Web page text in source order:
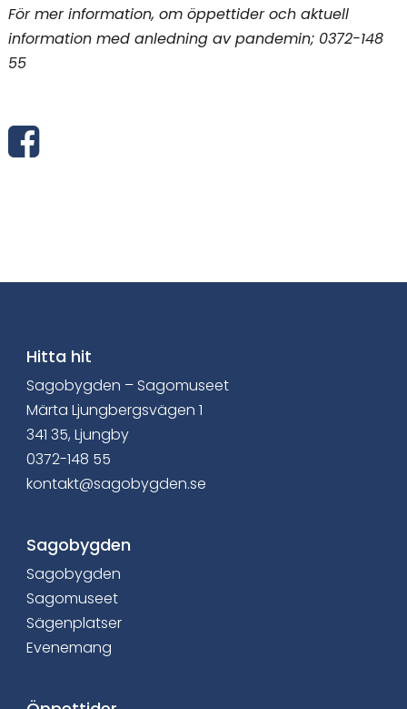
För mer information, om öppettider och aktuell
information med anledning av pandemin; 0372-148
55
D
v
a
F
a
c
b
o
o
k
Hitta hit
Sagobygden – Sagomuseet
Märta Ljungbergsvägen 1
341 35, Ljungby
0372-148 55
kontakt@sagobygden.se
Sagobygden
Sagobygden
Sagomuseet
Sägenplatser
Evenemang